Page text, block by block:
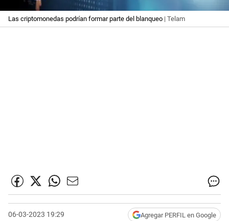
Las criptomonedas podrían formar parte del blanqueo | Telam
06-03-2023 19:29 Agregar PERFIL en Google